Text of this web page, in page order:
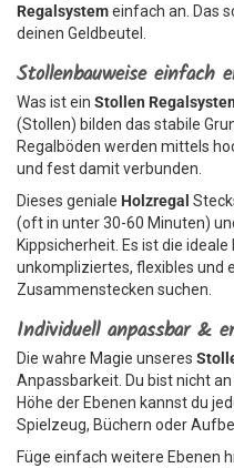
Regalsystemeinfach an. Das
deinen Geldbeutel.
Stollenbauweise einfach
Was ist ein Stollen
(Stollen) bilden das stabile
Regalböden werden mittels
und fest damit verbunden.
Dieses geniale Holzregal
(oft in unter 30-60 Minuten)
Kippsicherheit. Es ist die
unkompliziertes, flexibles und
Zusammenstecken suchen.
Individuell anpassbar &
Die wahre Magie unseres
Anpassbarkeit. Du bist nicht
Höhe der Ebenen kannst du
Spielzeug, Büchern oder
Füge einfach weitere Ebenen